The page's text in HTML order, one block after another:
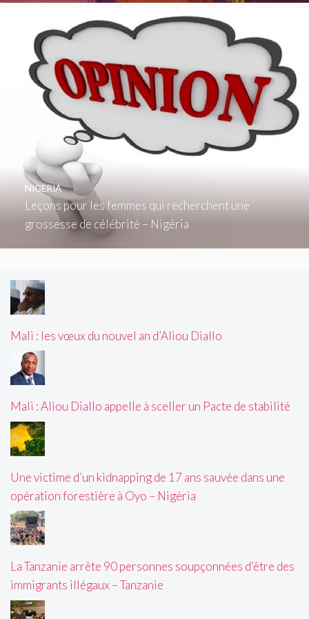
Leçons pour les femmes qui recherchent une
grossesse de célébrité – Nigéria
NIGERIA
Mali : les vœux du nouvel an d’Aliou Diallo
Mali : Aliou Diallo appelle à sceller un Pacte de stabilité
Une victime d’un kidnapping de 17 ans sauvée dans une
opération forestière à Oyo – Nigéria
La Tanzanie arrête 90 personnes soupçonnées d’être des
immigrants illégaux – Tanzanie